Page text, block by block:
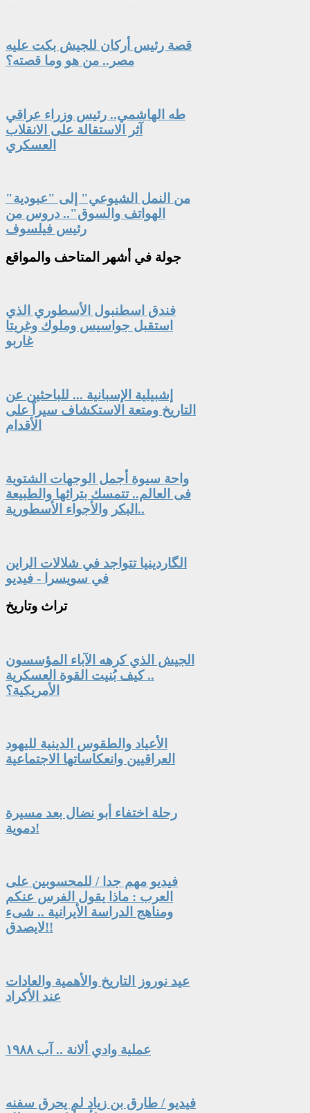
قصة رئيس أركان للجيش بكت عليه
مصر.. من هو وما قصته؟
طه الهاشمي.. رئيس وزراء عراقي
آثر الاستقالة على الانقلاب
العسكري
"من النمل الشيوعي" إلى "عبودية
الهواتف والسوق".. دروس من
رئيس فيلسوف
جولة في أشهر المتاحف والمواقع
فندق اسطنبول الأسطوري الذي
استقبل جواسيس وملوك وغريتا
غاربو
إشبيلية الإسبانية ... للباحثين عن
التاريخ ومتعة الاستكشاف سيراً على
الأقدام
واحة سيوة أجمل الوجهات الشتوية
فى العالم.. تتمسك بتراثها والطبيعة
البكر والأجواء الأسطورية..
الگاردينيا تتواجد في شلالات الراين
في سويسرا - فيديو
تراث وتاريخ
الجيش الذي كرهه الآباء المؤسسون
.. كيف بُنيت القوة العسكرية
الأمريكية؟
الأعياد والطقوس الدينية لليهود
العراقيين وانعكاساتها الاجتماعية
رحلة اختفاء أبو نضال بعد مسيرة
دموية!
فيديو مهم جدا / للمحسوبين على
العرب : ماذا يقول الفرس عنكم
ومناهج الدراسة الأيرانية .. شىء
لايصدق!!
عيد نوروز التاريخ والأهمية والعادات
عند الأكراد
عملية وادي ألانة .. آب ١٩٨٨
فيديو / طارق بن زياد لم يحرق سفنه